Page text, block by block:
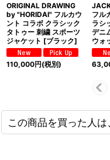
ORIGINAL DRAWING
by "HORIDAI" フルカウ
ント コラボ クラシック
タトゥー 刺繍 スポーツ
ジャケット [ブラック]
110,000円(税別)
フル
ラシ
デニ
ウォ
この商品を買った人